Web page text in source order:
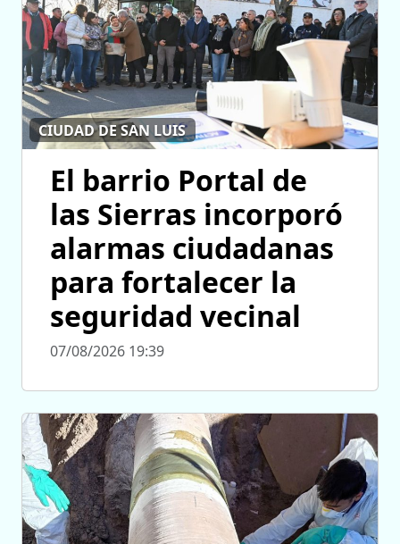
CIUDAD DE SAN LUIS
El barrio Portal de
las Sierras incorporó
alarmas ciudadanas
para fortalecer la
seguridad vecinal
07/08/2026 19:39